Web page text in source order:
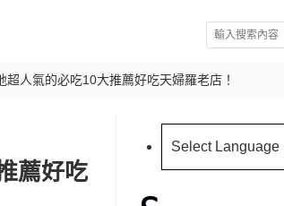
超人氣的必吃10大推薦好吃天婦羅老店！
薦好吃
Select Language